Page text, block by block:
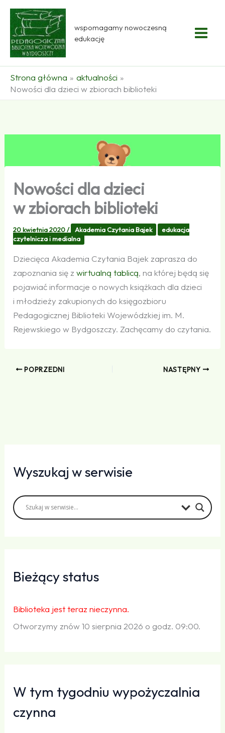
Przejdź
treści
wspomagamy nowoczesną
edukację
Strona główna
aktualności
Nowości dla dzieci w zbiorach biblioteki
Nowości dla dzieci
w zbiorach biblioteki
20 kwietnia 2020/ Akademia Czytania Bajek
edukacja
czytelnicza i medialna
Dziecięca Akademia Czytania Bajek zaprasza do
zapoznania się zwirtualną tablicą, na której będą się
pojawiać informacje o nowych książkach dla dzieci
i młodzieży zakupionych do księgozbioru
Pedagogicznej Biblioteki Wojewódzkiej im. M.
Rejewskiego w Bydgoszczy. Zachęcamy do czytania.
POPRZEDNI NASTĘPNY
Wyszukaj w serwisie
Bieżący status
Biblioteka jest teraz nieczynna.
Otworzymy znów 10 sierpnia 2026 o godz. 09:00.
W tym tygodniu wypożyczalnia
czynna